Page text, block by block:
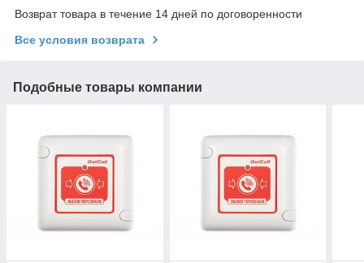
Возврат товара в течение 14 дней по договоренности
Все условия возврата
Подобные товары компании